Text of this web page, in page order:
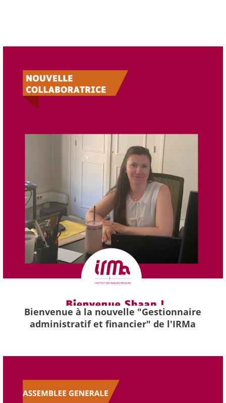
Bienvenue à la nouvelle "Gestionnaire
administratif et financier" de l'IRMa